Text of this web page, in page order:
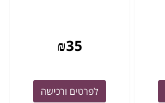
₪35
לפרטים ורכישה